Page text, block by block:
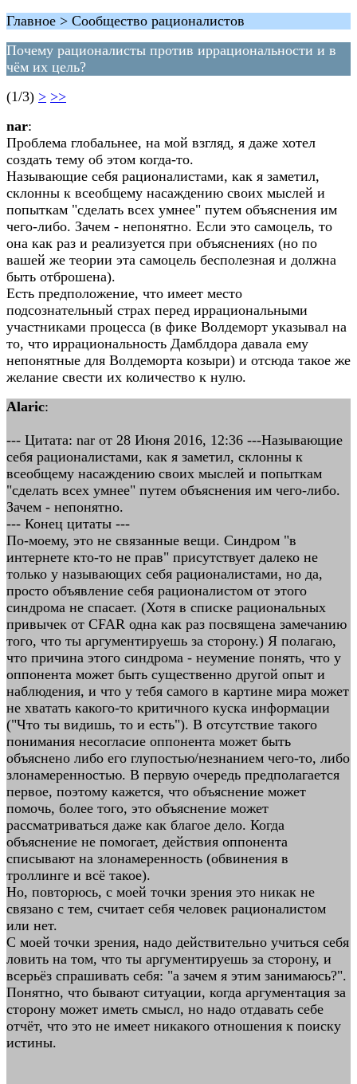
Главное > Сообщество рационалистов
Почему рационалисты против иррациональности и в
чём их цель?
(1/3) > >>
nar:
Проблема глобальнее, на мой взгляд, я даже хотел
создать тему об этом когда-то.
Называющие себя рационалистами, как я заметил,
склонны к всеобщему насаждению своих мыслей и
попыткам "сделать всех умнее" путем объяснения им
чего-либо. Зачем - непонятно. Если это самоцель, то
она как раз и реализуется при объяснениях (но по
вашей же теории эта самоцель бесполезная и должна
быть отброшена).
Есть предположение, что имеет место
подсознательный страх перед иррациональными
участниками процесса (в фике Волдеморт указывал на
то, что иррациональность Дамблдора давала ему
непонятные для Волдеморта козыри) и отсюда такое же
желание свести их количество к нулю.
Alaric:
--- Цитата: nar от 28 Июня 2016, 12:36 ---Называющие
себя рационалистами, как я заметил, склонны к
всеобщему насаждению своих мыслей и попыткам
"сделать всех умнее" путем объяснения им чего-либо.
Зачем - непонятно.
--- Конец цитаты ---
По-моему, это не связанные вещи. Синдром "в
интернете кто-то не прав" присутствует далеко не
только у называющих себя рационалистами, но да,
просто объявление себя рационалистом от этого
синдрома не спасает. (Хотя в списке рациональных
привычек от CFAR одна как раз посвящена замечанию
того, что ты аргументируешь за сторону.) Я полагаю,
что причина этого синдрома - неумение понять, что у
оппонента может быть существенно другой опыт и
наблюдения, и что у тебя самого в картине мира может
не хватать какого-то критичного куска информации
("Что ты видишь, то и есть"). В отсутствие такого
понимания несогласие оппонента может быть
объяснено либо его глупостью/незнанием чего-то, либо
злонамеренностью. В первую очередь предполагается
первое, поэтому кажется, что объяснение может
помочь, более того, это объяснение может
рассматриваться даже как благое дело. Когда
объяснение не помогает, действия оппонента
списывают на злонамеренность (обвинения в
троллинге и всё такое).
Но, повторюсь, с моей точки зрения это никак не
связано с тем, считает себя человек рационалистом
или нет.
С моей точки зрения, надо действительно учиться себя
ловить на том, что ты аргументируешь за сторону, и
всерьёз спрашивать себя: "а зачем я этим занимаюсь?".
Понятно, что бывают ситуации, когда аргументация за
сторону может иметь смысл, но надо отдавать себе
отчёт, что это не имеет никакого отношения к поиску
истины.